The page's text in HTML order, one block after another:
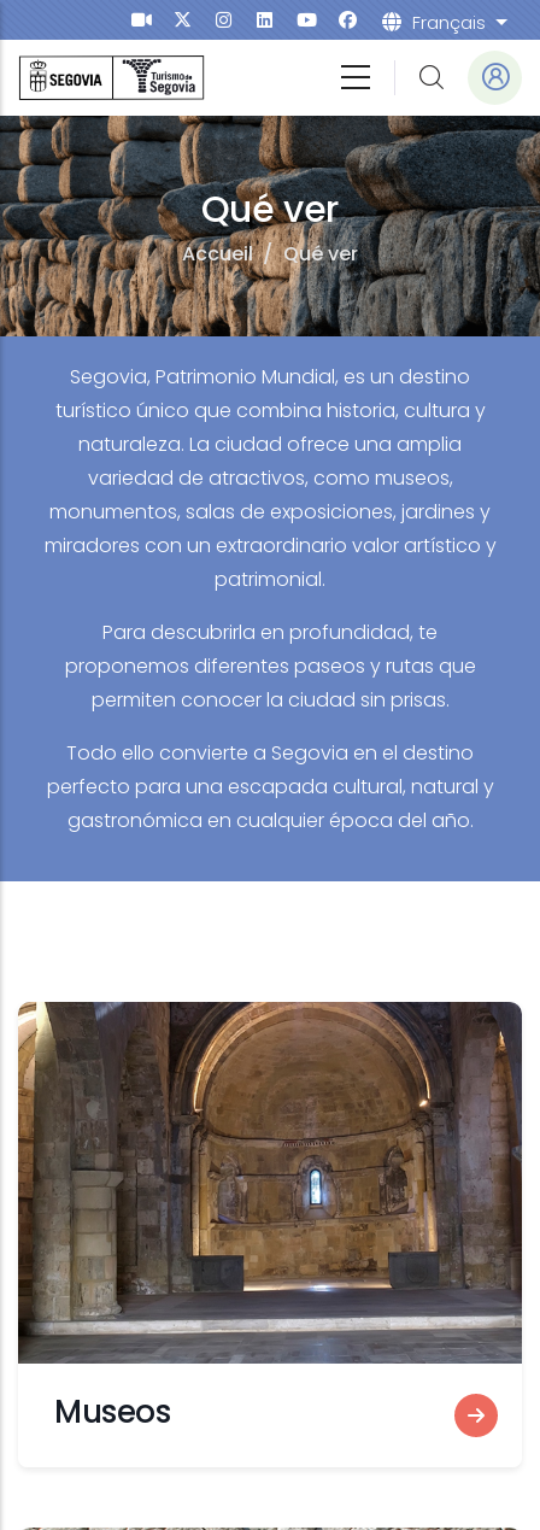
Aller au contenu principal Français
Qué ver
Accueil/ Qué ver
Segovia, Patrimonio Mundial, es un destino
turístico único que combina historia, cultura y
naturaleza. La ciudad ofrece una amplia
variedad de atractivos, como museos,
monumentos, salas de exposiciones, jardines y
miradores con un extraordinario valor artístico y
patrimonial.
Para descubrirla en profundidad, te
proponemos diferentes paseos y rutas que
permiten conocer la ciudad sin prisas.
Todo ello convierte a Segovia en el destino
perfecto para una escapada cultural, natural y
gastronómica en cualquier época del año.
Museos